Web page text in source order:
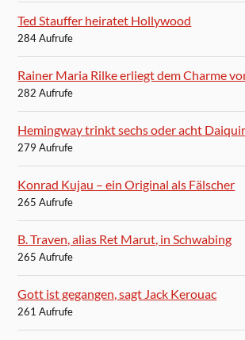
Ted Stauffer heiratet Hollywood
284 Aufrufe
Rainer Maria Rilke erliegt dem Charme
282 Aufrufe
Hemingway trinkt sechs oder acht
279 Aufrufe
Konrad Kujau – ein Original als Fälscher
265 Aufrufe
B. Traven, alias Ret Marut, in Schwabing
265 Aufrufe
Gott ist gegangen, sagt Jack Kerouac
261 Aufrufe